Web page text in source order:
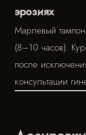
эрозиях
Марлевый
(8–10 часов).
после
консультации